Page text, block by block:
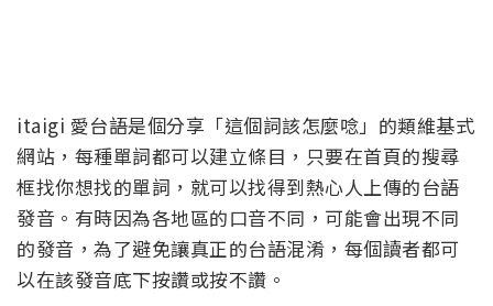
itaigi 愛台語是個分享「這個詞該怎麼唸」的類維基式
網站，每種單詞都可以建立條目，只要在首頁的搜尋
框找你想找的單詞，就可以找得到熱心人上傳的台語
發音。有時因為各地區的口音不同，可能會出現不同
的發音，為了避免讓真正的台語混淆，每個讀者都可
以在該發音底下按讚或按不讚。